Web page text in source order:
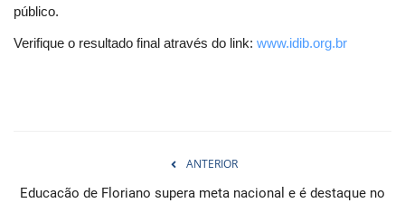
público.
Verifique o resultado final através do link: www.idib.org.br
ANTERIOR
Educacão de Floriano supera meta nacional e é destaque no